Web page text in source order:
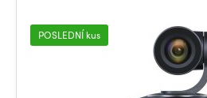
POSLEDNÍ kus